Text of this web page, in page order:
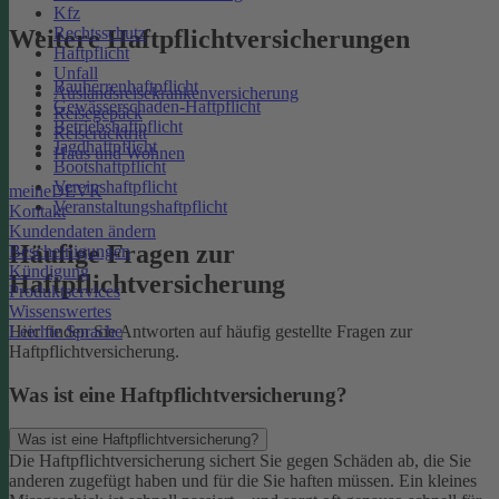
Kfz
Rechtsschutz
Haftpflicht
Unfall
Auslandsreisekrankenversicherung
Reisegepäck
Reiserücktritt
Haus und Wohnen
meineDEVK
Kontakt
Kundendaten ändern
Bescheinigungen
Kündigung
Produktservices
Wissenswertes
Leichte Sprache
Weitere Haftpflichtversicherungen
Bauherrenhaftpflicht
Gewässerschaden-Haftpflicht
Betriebshaftpflicht
Jagdhaftpflicht
Bootshaftpflicht
Vereinshaftpflicht
Veranstaltungshaftpflicht
Häufige Fragen zur
Haftpflichtversicherung
Hier finden Sie Antworten auf häufig gestellte Fragen zur
Haftpflichtversicherung.
Was ist eine Haftpflichtversicherung?
Was ist eine Haftpflichtversicherung?
Die Haftpflichtversicherung sichert Sie gegen Schäden ab, die Sie
anderen zugefügt haben und für die Sie haften müssen. Ein kleines